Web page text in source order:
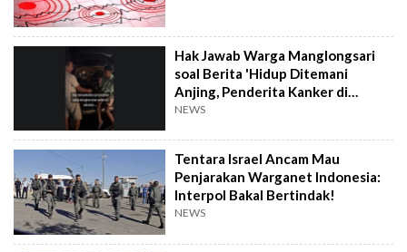
Hak Jawab Warga Manglongsari
soal Berita 'Hidup Ditemani
Anjing, Penderita Kanker di
Wonosobo Diamuk Warga'
NEWS
Tentara Israel Ancam Mau
Penjarakan Warganet Indonesia:
Interpol Bakal Bertindak!
NEWS